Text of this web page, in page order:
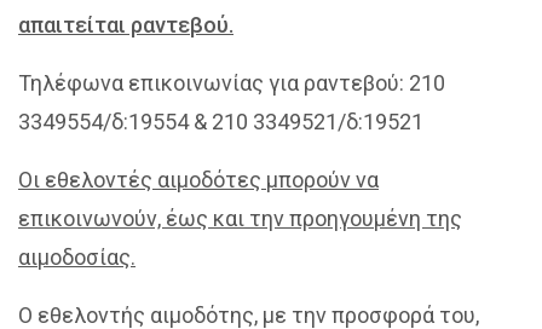
απαιτείται ραντεβού.
Τηλέφωνα επικοινωνίας για ραντεβού: 210
3349554/δ:19554 & 210 3349521/δ:19521
Οι εθελοντές αιμοδότες μπορούν να
επικοινωνούν, έως και την προηγουμένη της
αιμοδοσίας.
Ο εθελοντής αιμοδότης, με την προσφορά του,